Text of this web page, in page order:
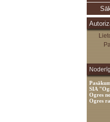
SIA
Ogres
Ogres